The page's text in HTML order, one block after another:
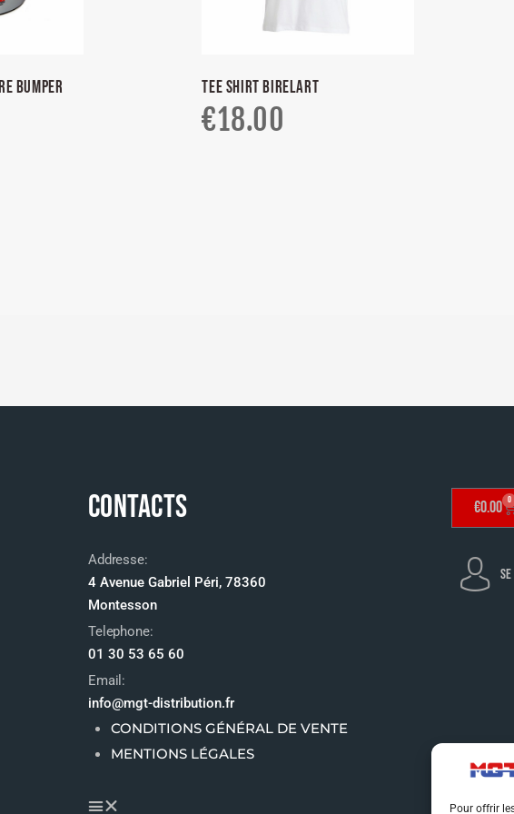
Pour offrir
BUMPER TEE SHIRT BIRELART
€18.00
CONTACTS
Addresse:
4 Avenue Gabriel Péri, 78360
Montesson
Telephone:
01 30 53 65 60
Email:
info@mgt-distribution.fr
CONDITIONS GÉNÉRAL DE VENTE
MENTIONS LÉGALES
€0.00 0
SE